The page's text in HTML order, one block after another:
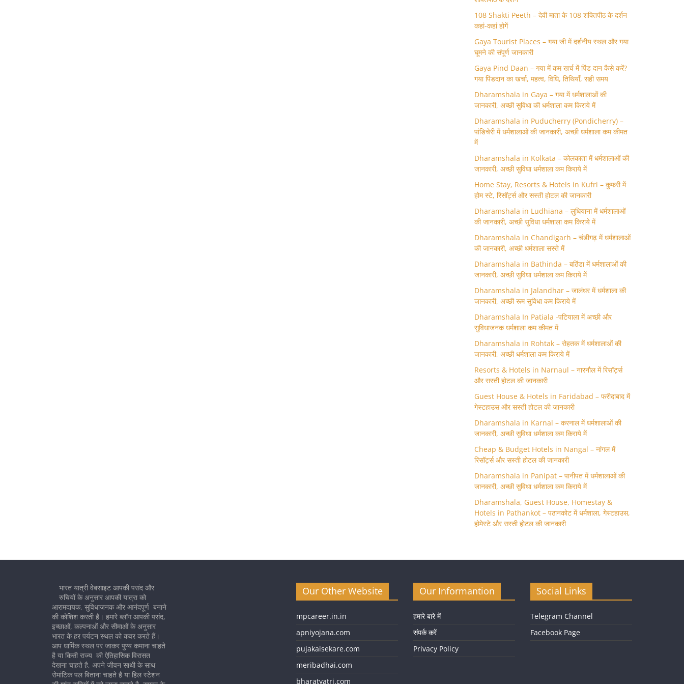
108 Shakti Peeth – देवी माता के 108 शक्तिपीठ के दर्शन
कहां-कहां होगें
Gaya Tourist Places – गया जी में दर्शनीय स्थल और गया
घूमने की संपूर्ण जानकारी
Gaya Pind Daan – गया में कम खर्च में पिंड दान कैसे करें?
गया पिंडदान का खर्चा, महत्व, विधि, तिथियाँ, सही समय
Dharamshala in Gaya – गया में धर्मशालाओं की
जानकारी, अच्छी सुविधा की धर्मशाला कम किराये में
Dharamshala in Puducherry (Pondicherry) –
पांडिचेरी में धर्मशालाओं की जानकारी, अच्छी धर्मशाला कम कीमत
में
Dharamshala in Kolkata – कोलकाता में धर्मशालाओं की
जानकारी, अच्छी सुविधा धर्मशाला कम किराये में
Home Stay, Resorts & Hotels in Kufri – कुफरी में
होम स्‍टे, रिसॉर्ट्स और सस्ती होटल की जानकारी
Dharamshala in Ludhiana – लुधियाना में धर्मशालाओं
की जानकारी, अच्छी सुविधा धर्मशाला कम किराये में
Dharamshala in Chandigarh – चंडीगढ़ में धर्मशालाओं
की जानकारी, अच्छी धर्मशाला सस्ते में
Dharamshala in Bathinda – बठिंडा में धर्मशालाओं की
जानकारी, अच्छी सुविधा धर्मशाला कम किराये में
Dharamshala in Jalandhar – जालंधर में धर्मशाला की
जानकारी, अच्छी रूम सुविधा कम किराये में
Dharamshala In Patiala -पटियाला में अच्छी और
सुविधाजनक धर्मशाला कम कीमत में
Dharamshala in Rohtak – रोहतक में धर्मशालाओं की
जानकारी, अच्छी धर्मशाला कम किराये में
Resorts & Hotels in Narnaul – नारनौल में रिसॉर्ट्स
और सस्ती होटल की जानकारी
Guest House & Hotels in Faridabad – फरीदाबाद में
गेस्टहाउस और सस्ती होटल की जानकारी
Dharamshala in Karnal – करनाल में धर्मशालाओं की
जानकारी, अच्छी सुविधा धर्मशाला कम किराये में
Cheap & Budget Hotels in Nangal – नांगल में
रिसॉर्ट्स और सस्ती होटल की जानकारी
Dharamshala in Panipat – पानीपत में धर्मशालाओं की
जानकारी, अच्छी सुविधा धर्मशाला कम किराये में
Dharamshala, Guest House, Homestay &
Hotels in Pathankot – पठानकोट में धर्मशाला, गेस्टहाउस,
होमेस्टे और सस्ती होटल की जानकारी
भारत यात्री वेबसाइट आपकी पसंद और
रुचियों के अनुसार आपकी यात्रा को
आरामदायक, सुविधाजनक और आनंदपूर्ण बनाने
की कोशिश करती है। हमारे ब्लॉग आपकी पसंद,
इच्छाओं, कल्पनाओं और सीमाओं के अनुसार
भारत के हर पर्यटन स्थल को कवर करते हैं।
आप धार्मिक स्थल पर जाकर पुण्य कमाना चाहते
है या किसी राज्य की ऐतिहासिक विरासत
देखना चाहते है, अपने जीवन साथी के साथ
रोमांटिक पल बिताना चाहते है या हिल स्टेशन
Our Other Website
mpcareer.in.in
apniyojana.com
pujakaisekare.com
meribadhai.com
bharatyatri.com
Our Informantion
हमारे बारे में
संपर्क करें
Privacy Policy
Social Links
Telegram Channel
Facebook Page